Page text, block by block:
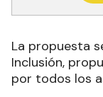
La propuesta
Inclusión,
por todos los